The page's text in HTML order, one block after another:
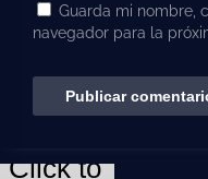
Guarda mi nombre,
navegador para la